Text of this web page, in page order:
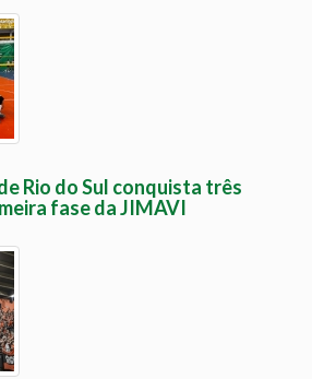
Rio do Sul conquista três
fase da JIMAVI